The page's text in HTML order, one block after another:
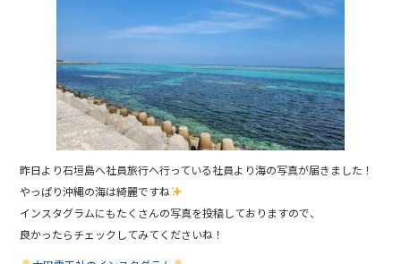
o
k
昨日より石垣島へ社員旅行へ行っている社員より海の写真が届きました！
やっぱり沖縄の海は綺麗ですね
インスタグラムにもたくさんの写真を投稿しておりますので、
良かったらチェックしてみてくださいね！